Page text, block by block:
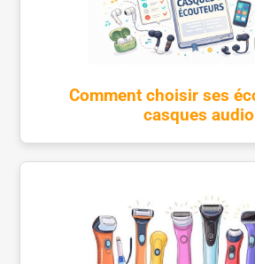
Comment choisir ses
casques audio